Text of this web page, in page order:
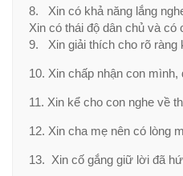
8. Xin có khả năng lắng
Xin có thái độ dân chủ và có
9. Xin giải thích cho rõ ràng
10. Xin chấp nhận con
11. Xin kể cho con nghe về
12. Xin cha mẹ nên có lòng
13. Xin cố gắng giữ lời đã